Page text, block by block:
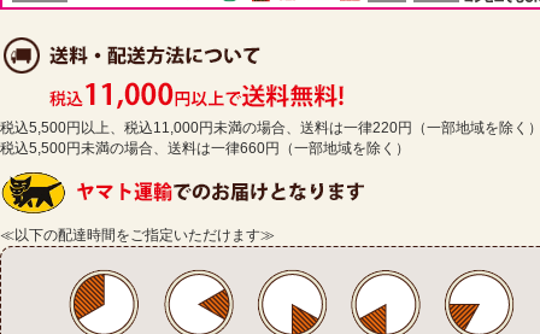
税込5,500円以上、税込11,000円未満の場合、送料は一律220円（一部地域を除く
税込5,500円未満の場合、送料は一律660円（一部地域を除く）
≪以下の配達時間をご指定いただけます≫